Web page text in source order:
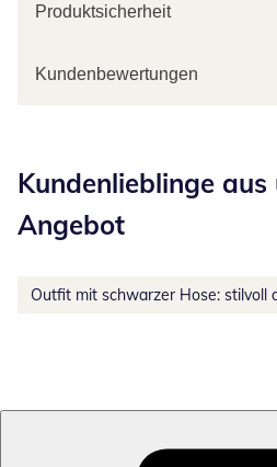
Produktsicherheit
Kundenbewertungen
Kundenlieblinge aus
Angebot
Outfit mit schwarzer Hose: stilvoll